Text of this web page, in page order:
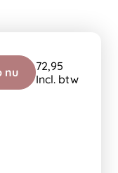
72,95
Incl. btw